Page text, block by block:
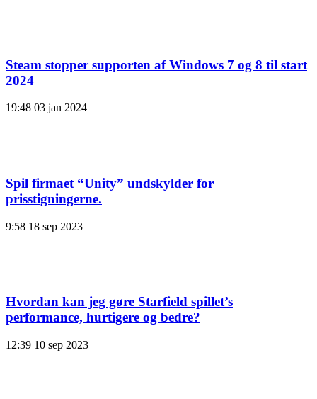
Steam stopper supporten af ​​Windows 7 og 8 til start
2024
19:48 03 jan 2024
Spil firmaet “Unity” undskylder for
prisstigningerne.
9:58 18 sep 2023
Hvordan kan jeg gøre Starfield spillet’s
performance, hurtigere og bedre?
12:39 10 sep 2023